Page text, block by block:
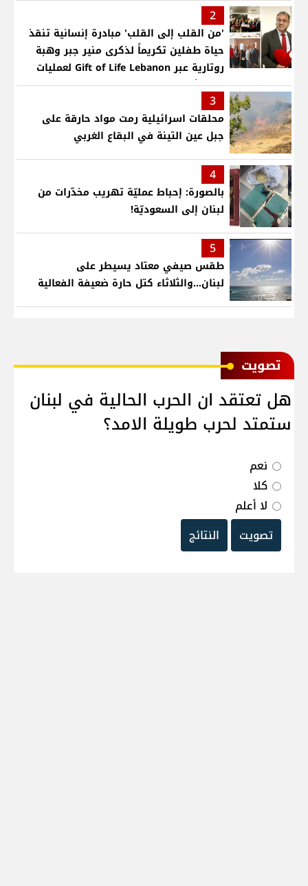
2
'من القلب إلى القلب' مبادرة إنسانية تنقذ
حياة طفلين تكريماً لذكرى منير جبر وهبة
روتارية عبر Gift of Life Lebanon لعمليات
قلب لأطفال في مستشفى حمود الجامعي
3
محلقات اسرائيلية رمت مواد حارقة على
جبل عين التينة في البقاع الغربي
4
بالصورة: إحباط عمليّة تهريب مخدّرات من
لبنان إلى السعوديّة!
5
طقس صيفي معتاد يسيطر على
لبنان...والثلاثاء كتل حارة ضعيفة الفعالية
ﺗﺼﻮﻳﺖ
هل تعتقد ان الحرب الحالية في لبنان
ستمتد لحرب طويلة الامد؟
نعم
كلا
لا أعلم
تصويت
النتائج